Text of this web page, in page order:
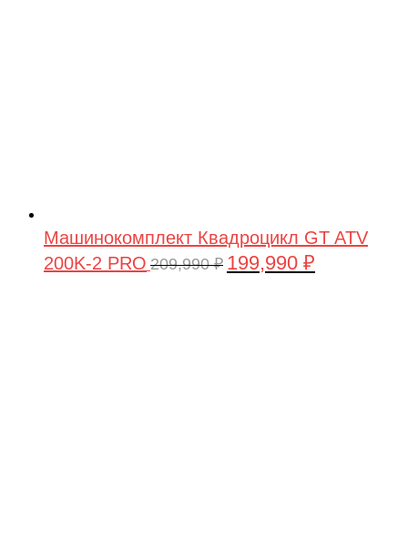
Машинокомплект Квадроцикл GT ATV
200K-2 PRO 209,990₽ Первоначальная
199,990 ₽